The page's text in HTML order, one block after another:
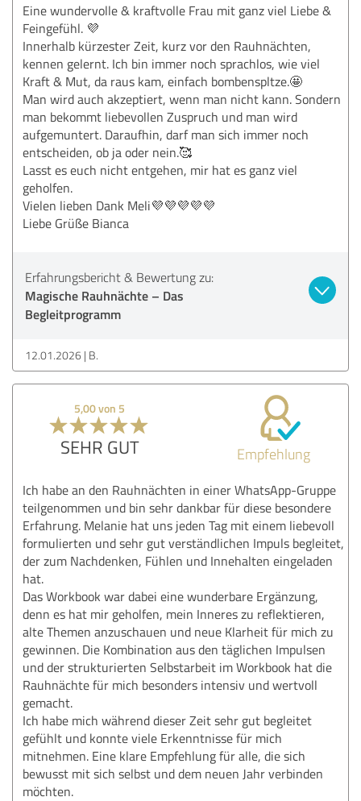
Eine wundervolle & kraftvolle Frau mit ganz viel Liebe &
Feingefühl. 💜
Innerhalb kürzester Zeit, kurz vor den Rauhnächten,
kennen gelernt. Ich bin immer noch sprachlos, wie viel
Kraft & Mut, da raus kam, einfach bombenspltze.🤩
Man wird auch akzeptiert, wenn man nicht kann. Sondern
man bekommt liebevollen Zuspruch und man wird
aufgemuntert. Daraufhin, darf man sich immer noch
entscheiden, ob ja oder nein.🥰
Lasst es euch nicht entgehen, mir hat es ganz viel
geholfen.
Vielen lieben Dank Meli💜💜💜💜💜
Liebe Grüße Bianca
Erfahrungsbericht & Bewertung zu:
Magische Rauhnächte – Das
Begleitprogramm
12.01.2026 B.
5,00 von 5
SEHR GUT Empfehlung
Ich habe an den Rauhnächten in einer WhatsApp-Gruppe
teilgenommen und bin sehr dankbar für diese besondere
Erfahrung. Melanie hat uns jeden Tag mit einem liebevoll
formulierten und sehr gut verständlichen Impuls begleitet,
der zum Nachdenken, Fühlen und Innehalten eingeladen
hat.
Das Workbook war dabei eine wunderbare Ergänzung,
denn es hat mir geholfen, mein Inneres zu reflektieren,
alte Themen anzuschauen und neue Klarheit für mich zu
gewinnen. Die Kombination aus den täglichen Impulsen
und der strukturierten Selbstarbeit im Workbook hat die
Rauhnächte für mich besonders intensiv und wertvoll
gemacht.
Ich habe mich während dieser Zeit sehr gut begleitet
gefühlt und konnte viele Erkenntnisse für mich
mitnehmen. Eine klare Empfehlung für alle, die sich
bewusst mit sich selbst und dem neuen Jahr verbinden
möchten.